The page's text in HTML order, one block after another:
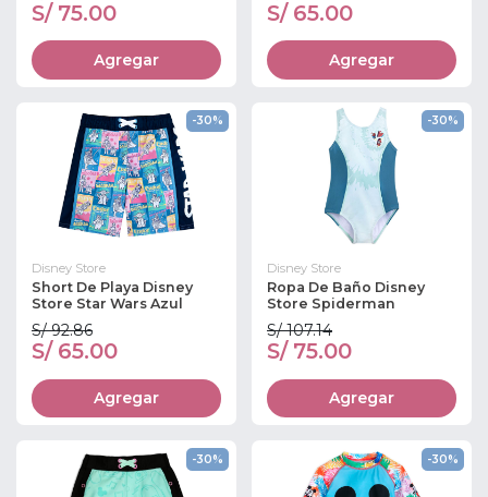
S/ 75.00
Agregar
S/ 65.00
Agregar
-30%
Disney Store
Short De Playa Disney
Store Star Wars Azul
S/ 92.86
S/ 65.00
Agregar
-30%
Disney Store
Ropa De Baño Disney
Store Spiderman
S/ 107.14
S/ 75.00
Agregar
-30% -30%